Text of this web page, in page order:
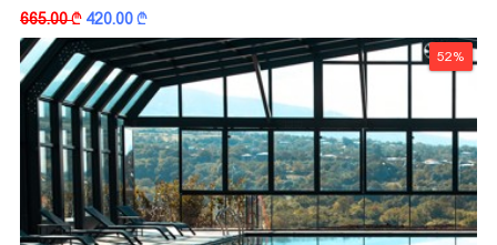
665.00k 420.00k
52%